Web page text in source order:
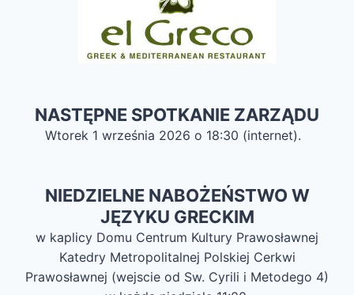
NASTĘPNE SPOTKANIE ZARZĄDU
Wtorek 1 września 2026 o 18:30 (internet).
NIEDZIELNE NABOŻEŃSTWO W
JĘZYKU GRECKIM
w kaplicy Domu Centrum Kultury Prawosławnej
Katedry Metropolitalnej Polskiej Cerkwi
Prawosławnej (wejscie od Sw. Cyrili i Metodego 4)